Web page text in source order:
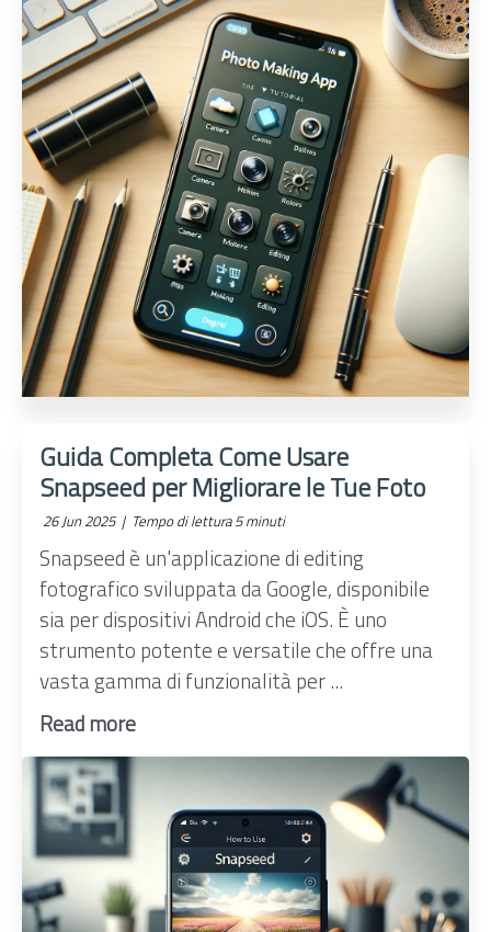
Guida Completa Come Usare
Snapseed per Migliorare le Tue Foto
26 Jun 2025 | Tempo di lettura 5 minuti
Snapseed è un'applicazione di editing
fotografico sviluppata da Google, disponibile
sia per dispositivi Android che iOS. È uno
strumento potente e versatile che offre una
vasta gamma di funzionalità per ...
Read more